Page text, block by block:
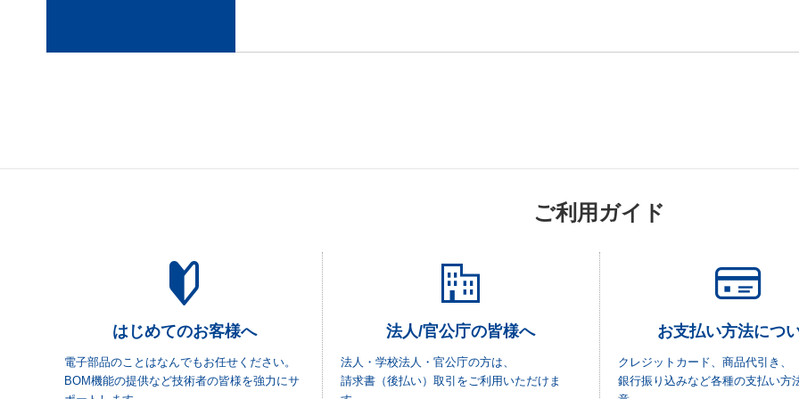
ご利用ガイド
はじめてのお客様へ
電子部品のことはなんでもお任せください。
BOM機能の提供など技術者の皆様を強力にサ
法人/官公庁の皆様へ
法人・学校法人・官公庁の方は、
請求書（後払い）取引をご利用いただけま
お支払い方法につ
クレジットカード、商品代引き、
銀行振り込みなど各種の支払い方